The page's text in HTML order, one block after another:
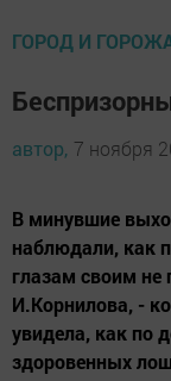
ГОРОД И
автор, 7 ноября
В минувшие
наблюдали, как
глазам своим не
И.Корнилова, -
увидела, как по
здоровенных